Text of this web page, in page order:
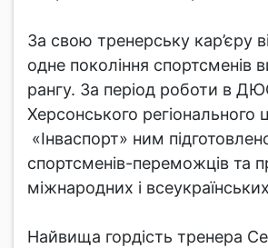
За свою тренерську кар’єру
одне покоління спортсменів
рангу. За період роботи в
Херсонського регіонального
«Інваспорт» ним
спортсменів-переможців та
міжнародних і
Найвища гордість тренера